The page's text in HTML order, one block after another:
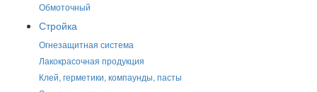
Обмоточный
Стройка
Огнезащитная система
Лакокрасочная продукция
Клей, герметики, компаунды, пасты